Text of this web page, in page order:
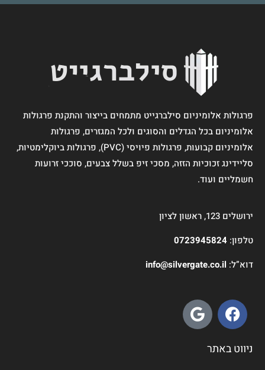
פרגולות אלומיניום סילברגייט מתמחים בייצור והתקנת פרגולות
אלומיניום בכל הגדלים והסוגים ולכל המגזרים, פרגולות
אלומיניום קבועות, פרגולות פיויסי (PVC), פרגולות ביוקלימטיות,
סליידינג זכוכיות הזזה, מסכי זיפ בשלל צבעים, סוככי זרועות
חשמליים ועוד.
ירושלים 123, ראשון לציון
טלפון: 0723945824
דוא”ל: info@silvergate.co.il
ניווט באתר